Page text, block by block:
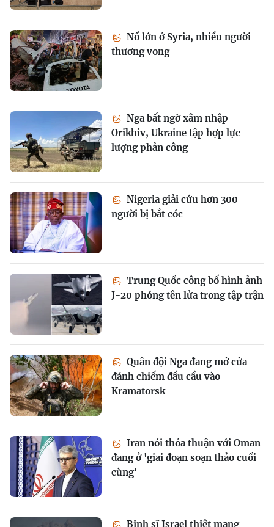
Nổ lớn ở Syria, nhiều người
thương vong
Nga bất ngờ xâm nhập
Orikhiv, Ukraine tập hợp lực
lượng phản công
Nigeria giải cứu hơn 300
người bị bắt cóc
Trung Quốc công bố hình ảnh
J-20 phóng tên lửa trong tập trận
Quân đội Nga đang mở cửa
đánh chiếm đầu cầu vào
Kramatorsk
Iran nói thỏa thuận với Oman
đang ở 'giai đoạn soạn thảo cuối
cùng'
Binh sĩ Israel thiệt mạng